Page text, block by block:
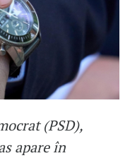
(PSD),
apare în